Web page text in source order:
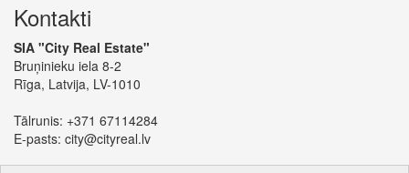
Kontakti
SIA "City Real Estate"
Bruņinieku iela 8-2
Rīga, Latvija, LV-1010
Tālrunis: +371 67114284
E-pasts: city@cityreal.lv